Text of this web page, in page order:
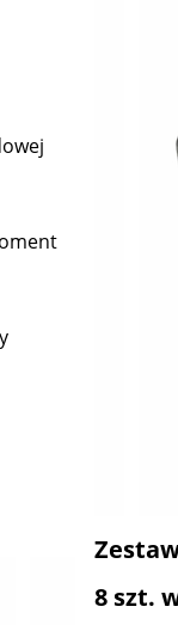
8 szt.